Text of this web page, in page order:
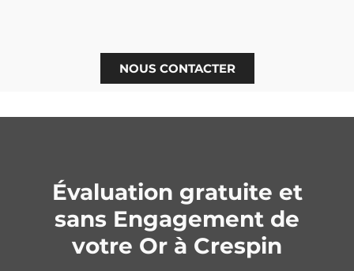
NOUS CONTACTER
Évaluation gratuite et
sans Engagement de
votre Or à Crespin